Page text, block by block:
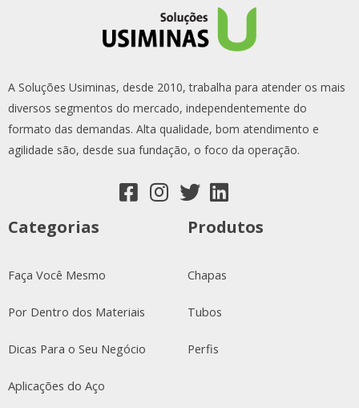
A Soluções Usiminas, desde 2010, trabalha para atender os mais
diversos segmentos do mercado, independentemente do
formato das demandas. Alta qualidade, bom atendimento e
agilidade são, desde sua fundação, o foco da operação.
Categorias
Faça Você Mesmo
Por Dentro dos Materiais
Dicas Para o Seu Negócio
Aplicações do Aço
Produtos
Chapas
Tubos
Perfis